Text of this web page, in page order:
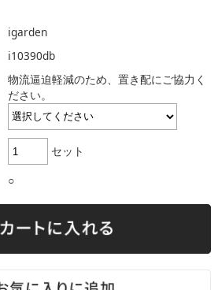
igarden
i10390db
物流逼迫軽減のため、置き配にご協力く
ださい。
セット
○